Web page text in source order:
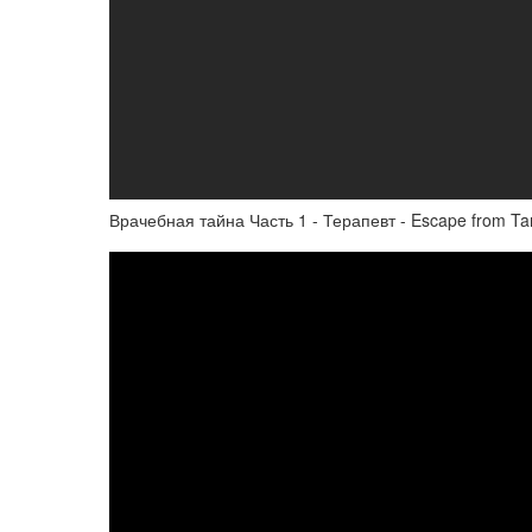
Врачебная тайна Часть 1 - Терапевт - Escape from